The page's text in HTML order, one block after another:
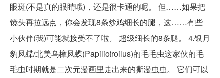
眼斑(不是真的眼睛哦)，还是很卡通的呢。 但……如果把
镜头再拉远点，你会发现8条炒鸡细长的腿，这……有些
小伙伴(我)可能就接受不了啦。 超级细长的8条腿。 4.银月
豹凤蝶/北美乌樟凤蝶(Papiliotroilus)的毛毛虫这家伙的毛
毛虫时期就是二次元漫画里走出来的撕漫虫虫。 它们可以